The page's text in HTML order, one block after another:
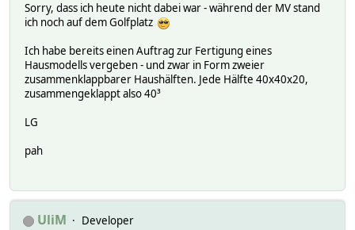
Sorry, dass ich heute nicht dabei war - während der MV stand
ich noch auf dem Golfplatz
Ich habe bereits einen Auftrag zur Fertigung eines
Hausmodells vergeben - und zwar in Form zweier
zusammenklappbarer Haushälften. Jede Hälfte 40x40x20,
zusammengeklappt also 40³
LG
pah
UliM
Developer